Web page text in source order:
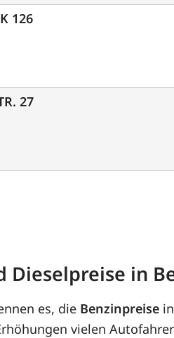
126
27
Dieselpreise in
es, die Benzinpreise
vielen